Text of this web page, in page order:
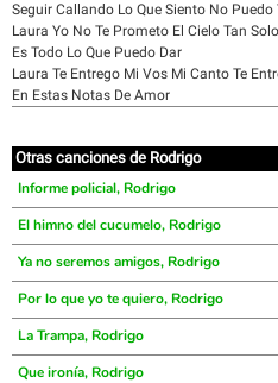
Seguir Callando Lo Que Siento No Puedo
Laura Yo No Te Prometo El Cielo Tan
Es Todo Lo Que Puedo Dar
Laura Te Entrego Mi Vos Mi Canto Te
En Estas Notas De Amor
Otras canciones de Rodrigo
Informe policial, Rodrigo
El himno del cucumelo, Rodrigo
Ya no seremos amigos, Rodrigo
Por lo que yo te quiero, Rodrigo
La Trampa, Rodrigo
Que ironía, Rodrigo